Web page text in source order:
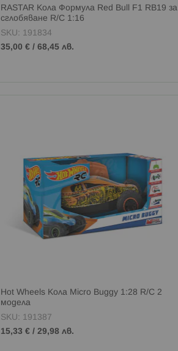
RASTAR Кола Формула Red Bull F1 RB19 за
сглобяване R/C 1:16
SKU: 191834
35,00 € / 68,45 лв.
Hot Wheels Кола Micro Buggy 1:28 R/C 2
модела
SKU: 191387
15,33 € / 29,98 лв.